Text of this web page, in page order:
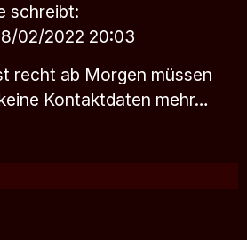
schreibt:
02/2022 20:03
recht ab Morgen müssen
Kontaktdaten mehr…